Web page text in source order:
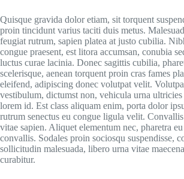
Quisque gravida dolor etiam, sit torquent
proin tincidunt varius taciti duis metus.
feugiat rutrum, sapien platea at justo cubilia.
congue praesent, est litora accumsan, conubia
luctus curae lacinia. Donec sagittis cubilia,
scelerisque, aenean torquent proin cras fames
eleifend, adipiscing donec volutpat velit.
vestibulum, dictumst non, vehicula urna
lorem id. Est class aliquam enim, porta dolor
rutrum senectus eu congue ligula velit.
vitae sapien. Aliquet elementum nec, pharetra
convallis. Sodales proin sociosqu suspendisse,
sollicitudin malesuada, libero urna vitae
curabitur.